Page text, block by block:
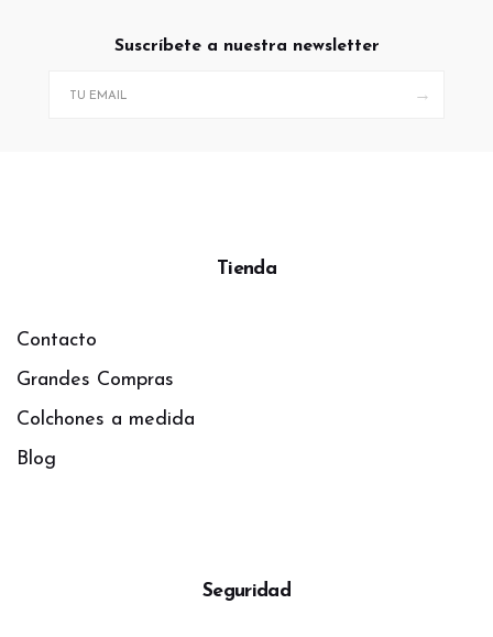
Suscríbete a nuestra newsletter
→
Tienda
Contacto
Grandes Compras
Colchones a medida
Blog
Seguridad